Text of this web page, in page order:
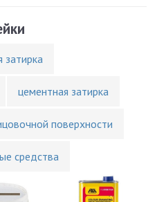
затирка
цементная затирка
поверхности
средства